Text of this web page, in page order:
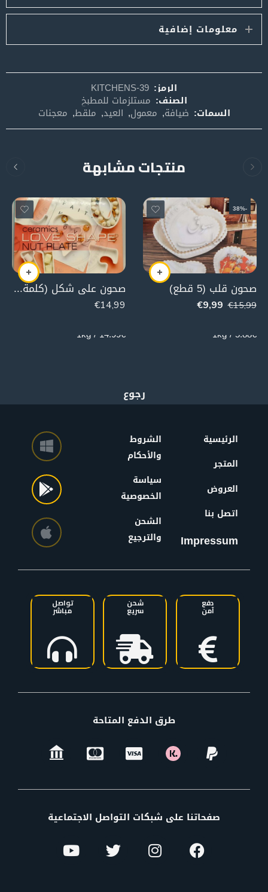
معلومات إضافية
الرمز: KITCHENS-39
الصنف: مستلزمات للمطبخ
السمات: ضيافة, معمول, العيد, ملقط, معجنات
منتجات مشابهة
-38%
صحون قلب (5 قطع)
€15,99
€9,99
5.88€ / 1kg
صحون على شكل (كلمة LOVE) زجاج
€14,99
14.99€ / 1kg
الرئيسية
المتجر
العروض
اتصل بنا
Impressum
الشروط
والأحكام
سياسة
الخصوصية
الشحن
والترجيع
دفع
آمن
شحن
سريع
تواصل
مباشر
طرق الدفع المتاحة
صفحاتنا على شبكات التواصل الاجتماعية